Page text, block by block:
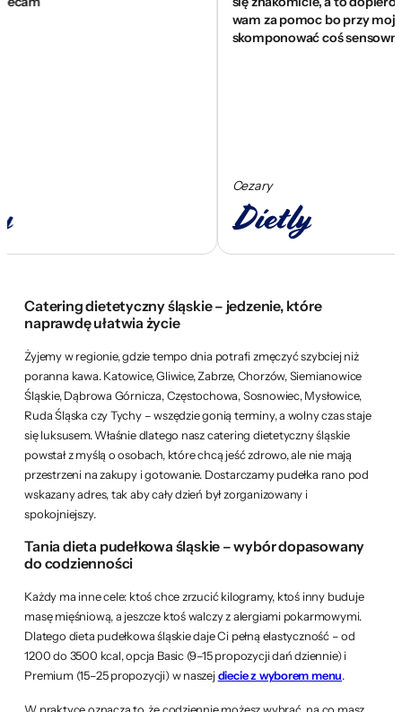
wam za pomoc bo przy mojej
skomponować coś sensownego.
Cezary
Catering dietetyczny śląskie – jedzenie, które
naprawdę ułatwia życie
Żyjemy w regionie, gdzie tempo dnia potrafi zmęczyć szybciej niż
poranna kawa. Katowice, Gliwice, Zabrze, Chorzów, Siemianowice
Śląskie, Dąbrowa Górnicza, Częstochowa, Sosnowiec, Mysłowice,
Ruda Śląska czy Tychy – wszędzie gonią terminy, a wolny czas staje
się luksusem. Właśnie dlatego nasz catering dietetyczny śląskie
powstał z myślą o osobach, które chcą jeść zdrowo, ale nie mają
przestrzeni na zakupy i gotowanie. Dostarczamy pudełka rano pod
wskazany adres, tak aby cały dzień był zorganizowany i
spokojniejszy.
Tania dieta pudełkowa śląskie – wybór dopasowany
do codzienności
Każdy ma inne cele: ktoś chce zrzucić kilogramy, ktoś inny buduje
masę mięśniową, a jeszcze ktoś walczy z alergiami pokarmowymi.
Dlatego dieta pudełkowa śląskie daje Ci pełną elastyczność – od
1200 do 3500 kcal, opcja Basic (9–15 propozycji dań dziennie) i
Premium (15–25 propozycji) w naszejdiecie z wyborem menu.
W praktyce oznacza to, że codziennie możesz wybrać, na co masz